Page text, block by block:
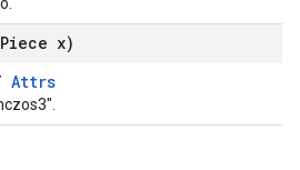
Piece x)
Attrs